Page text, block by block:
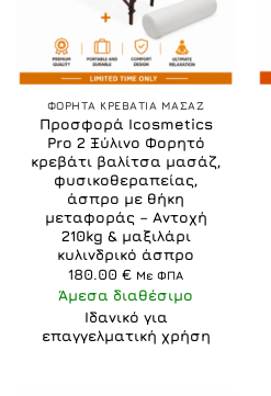
ΦΟΡΗΤΑ ΚΡΕΒΑΤΙΑ ΜΑΣΑΖ
Προσφορά Icosmetics
Pro 2 Ξύλινο Φορητό
κρεβάτι βαλίτσα μασάζ,
φυσικοθεραπείας,
άσπρο με θήκη
μεταφοράς – Αντοχή
210kg & μαξιλάρι
κυλινδρικό άσπρο
180.00 € Με ΦΠΑ
Άμεσα διαθέσιμο
Ιδανικό για
επαγγελματική χρήση